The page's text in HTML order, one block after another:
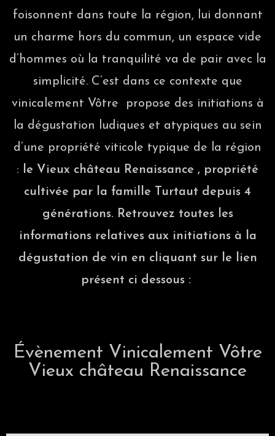
foisonnent dans toute la région, lui donnant
un charme hors du commun, un espace vide
d’hommes où la tranquilité va de pair avec la
simplicité. C’est dans ce contexte que
vinicalement Vôtre propose des initiations à
la dégustation ludiques et atypiques au sein
d’une propriété viticole typique de la région
: le Vieux château Renaissance , propriété
cultivée par la famille Turtaut depuis 4
générations. Retrouvez toutes les
informations relatives aux initiations à la
dégustation de vin en cliquant sur le lien
présent ci dessous :
Évènement Vinicalement Vôtre
Vieux château Renaissance